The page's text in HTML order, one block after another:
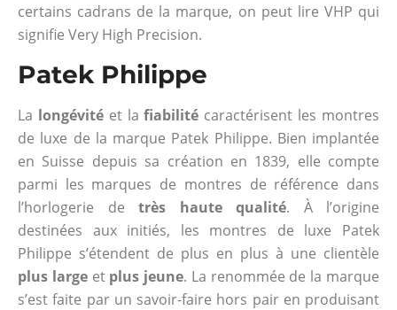
certains cadrans de la marque, on peut lire VHP qui
signifie Very High Precision.
Patek Philippe
La longévitéet lafiabilité caractérisent les montres
de luxe de la marque Patek Philippe. Bien implantée
en Suisse depuis sa création en 1839, elle compte
parmi les marques de montres de référence dans
l’horlogerie de très haute qualité. À l’origine
destinées aux initiés, les montres de luxe Patek
Philippe s’étendent de plus en plus à une clientèle
plus largeet plus jeune. La renommée de la marque
s’est faite par un savoir-faire hors pair en produisant